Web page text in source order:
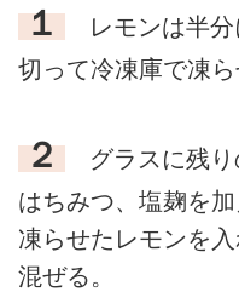
１
レモンは半分
切って冷凍庫で凍ら
２
グラスに残り
はちみつ、塩麹を
凍らせたレモンを
混ぜる。